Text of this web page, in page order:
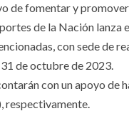
de fomentar y
de la Nación lanza
con sede de
de octubre de 2023.
con un apoyo
respectivamente.